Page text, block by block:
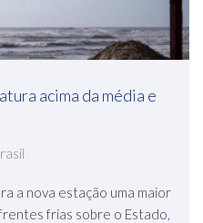
acima da média e
a nova estação uma maior
frias sobre o Estado,